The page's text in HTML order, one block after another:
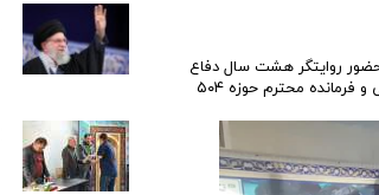
روایتگر هشت سال دفاع
مقدس سردار اهوازیان و سخنرانی مسول نمایندگی ولی فقیه در سازمان بسیج کارگران و کارخانجات تهران بزرگ حاج اقا عبدالهی و فرمانده محترم حوزه ۵۰۴